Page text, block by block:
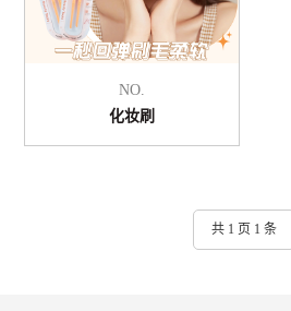
NO.
化妆刷
共 1 页 1 条